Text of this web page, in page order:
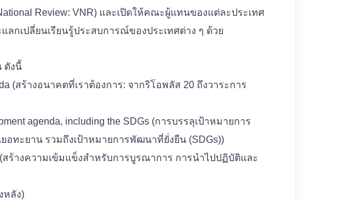
Review: VNR) และเปิดให้คณะผู้แทนของแต่ละประเทศ
กเปลี่ยนเรียนรู้ประสบการณ์ของประเทศต่าง ๆ ด้วย
ดังนี้
(สร้างอนาคตที่เราต้องการ: จากริโอพลัส 20 ถึงวาระการ
agenda, including the SDGs (การบรรลุเป้าหมายการ
ทะยาน รวมถึงเป้าหมายการพัฒนาที่ยั่งยืน (SDGs))
(สร้างความเข้มแข็งสำหรับการบูรณาการ การนำไปปฏิบัติและ
หลัง)